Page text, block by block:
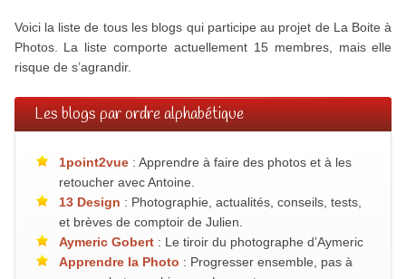
Voici la liste de tous les blogs qui participe au projet de La Boite à
Photos. La liste comporte actuellement 15 membres, mais elle
risque de s’agrandir.
Les blogs par ordre alphabétique
1point2vue: Apprendre à faire des photos et à les
retoucher avec Antoine.
13 Design : Photographie, actualités, conseils, tests,
et brèves de comptoir de Julien.
Aymeric Gobert: Le tiroir du photographe d’Aymeric
Apprendre la Photo : Progresser ensemble, pas à